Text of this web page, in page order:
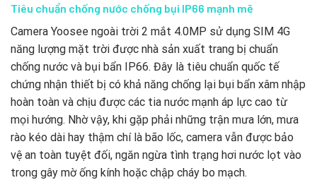
Tiêu chuẩn chống nước chống bụi IP66 mạnh mẽ
Camera Yoosee ngoài trời 2 mắt 4.0MP sử dụng SIM 4G
năng lượng mặt trời được nhà sản xuất trang bị chuẩn
chống nước và bụi bẩn IP66. Đây là tiêu chuẩn quốc tế
chứng nhận thiết bị có khả năng chống lại bụi bẩn xâm nhập
hoàn toàn và chịu được các tia nước mạnh áp lực cao từ
mọi hướng. Nhờ vậy, khi gặp phải những trận mưa lớn, mưa
rào kéo dài hay thậm chí là bão lốc, camera vẫn được bảo
vệ an toàn tuyệt đối, ngăn ngừa tình trạng hơi nước lọt vào
trong gây mờ ống kính hoặc chập cháy bo mạch.